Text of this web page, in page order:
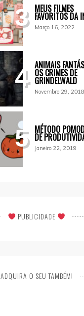
3 MEUS FILMES
FAVORITOS DA
Março 16, 2022
4 ANIMAIS
OS CRIMES DE
GRINDELWALD
Novembro 29, 2018
5 MÉTODO
DE
Janeiro 22, 2019
PUBLICIDADE
ADQUIRA O SEU TAMBÉM!